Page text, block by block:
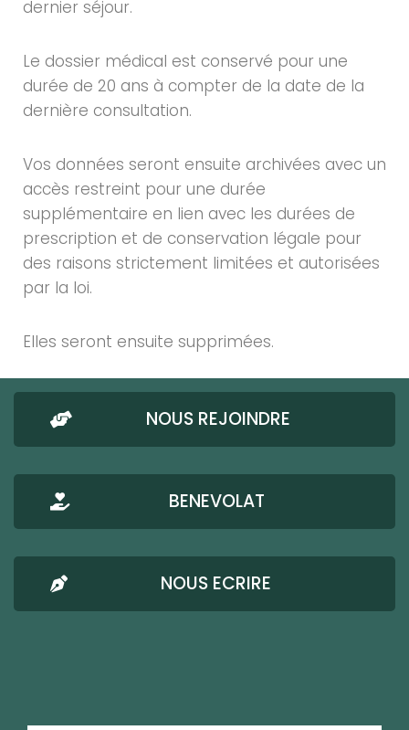
dernier séjour.
Le dossier médical est conservé pour une
durée de 20 ans à compter de la date de la
dernière consultation.
Vos données seront ensuite archivées avec un
accès restreint pour une durée
supplémentaire en lien avec les durées de
prescription et de conservation légale pour
des raisons strictement limitées et autorisées
par la loi.
Elles seront ensuite supprimées.
NOUS REJOINDRE
BENEVOLAT
NOUS ECRIRE